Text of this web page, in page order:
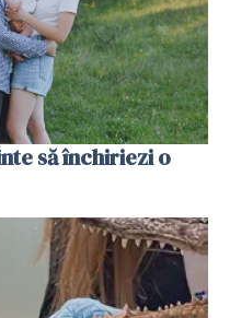
să închiriezi o